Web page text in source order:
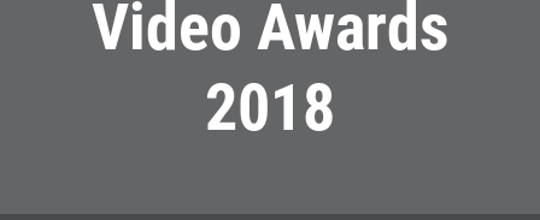
Video Awards
2018